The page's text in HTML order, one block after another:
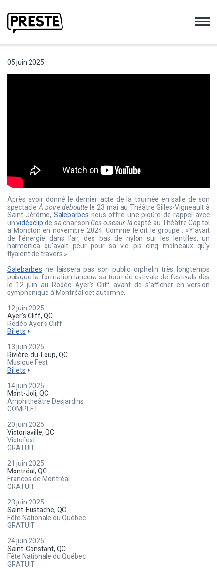
05 juin 2025
Après avoir donné le dernier acte de la tournée en salle de son
spectacle À boire deboutte le 23 mai au Théâtre Gilles-Vigneault à
Saint-Jérôme,Salebarbes nous offre une piqûre de rappel avec
unvidéoclip de sa chanson Ces oiseaux-làcapté au Théâtre Capitol
à Moncton en novembre 2024. Comme le dit le groupe : «Y’avait
de l’énergie dans l’air, des bas de nylon sur les lentilles, un
harmonica qu’avait peur pour sa vie pis cinq moineaux qu’y
flyaient de travers.»
Salebarbes ne laissera pas son public orphelin très longtemps
puisque la formation lancera sa tournée estivale de festivals dès
le 12 juin au Rodéo Ayer’s Cliff avant de s’afficher en version
symphonique à Montréal cet automne.
12 juin 2025
Ayer's Cliff, QC
Rodéo Ayer's Cliff
Billets
13 juin 2025
Rivière-du-Loup, QC
Musique Fest
Billets
14 juin 2025
Mont-Joli, QC
Amphitheâtre Desjardins
COMPLET
20 juin 2025
Victoriaville, QC
Victofest
GRATUIT
21 juin 2025
Montréal, QC
Francos de Montréal
GRATUIT
23 juin 2025
Saint-Eustache, QC
Fête Nationale du Québec
GRATUIT
24 juin 2025
Saint-Constant, QC
Fête Nationale du Québec
GRATUIT